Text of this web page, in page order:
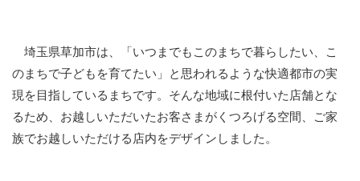
埼玉県草加市は、「いつまでもこのまちで暮らしたい、こ
のまちで子どもを育てたい」と思われるような快適都市の実
現を目指しているまちです。そんな地域に根付いた店舗とな
るため、お越しいただいたお客さまがくつろげる空間、ご家
族でお越しいただける店内をデザインしました。